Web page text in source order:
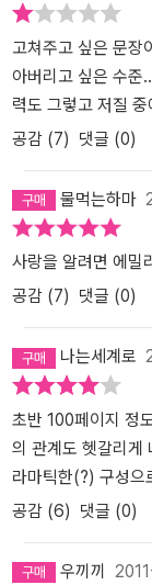
고쳐주고 싶은 문장
아버리고 싶은 수준
력도 그렇고 저질
공감 (7) 댓글 (0)
물먹는하마
사랑을 알려면 에밀
공감 (7) 댓글 (0)
나는세계로
초반 100페이지 정
의 관계도 헷갈리게
라마틱한(?) 구성으
공감 (6) 댓글 (0)
우끼끼